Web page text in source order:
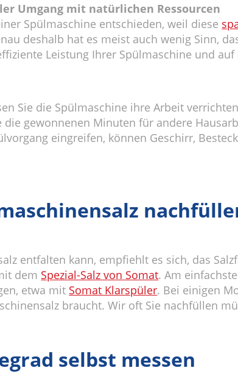
Umgang mit natürlichen Ressourcen
Spülmaschine entschieden, weil diese
deshalb hat es meist auch wenig Sinn,
Leistung Ihrer Spülmaschine und
Sie die Spülmaschine ihre Arbeit
gewonnenen Minuten für andere
eingreifen, können Geschirr,
entfalten kann, empfiehlt es sich, das
dem Spezial-Salz von Somat. Am
etwa mit Somat Klarspüler. Bei einigen
braucht. Wir oft Sie nachfüllen
selbst messen